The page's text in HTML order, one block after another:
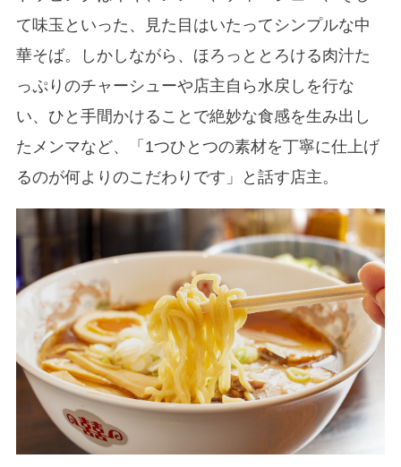
て味玉といった、見た目はいたってシンプルな中
華そば。しかしながら、ほろっととろける肉汁た
っぷりのチャーシューや店主自ら水戻しを行な
い、ひと手間かけることで絶妙な食感を生み出し
たメンマなど、「1つひとつの素材を丁寧に仕上げ
るのが何よりのこだわりです」と話す店主。